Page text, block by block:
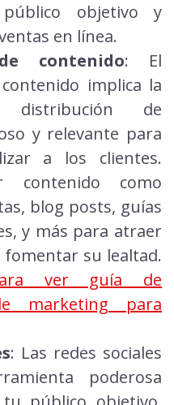
objetivo y
en línea.
contenido: El
implica la
de
y relevante para
a los clientes.
contenido como
blog posts, guías
y más para atraer
fomentar su lealtad.
ver guía de
marketing para
: Las redes sociales
poderosa